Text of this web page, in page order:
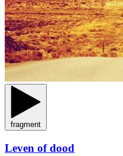
fragment
Leven of dood